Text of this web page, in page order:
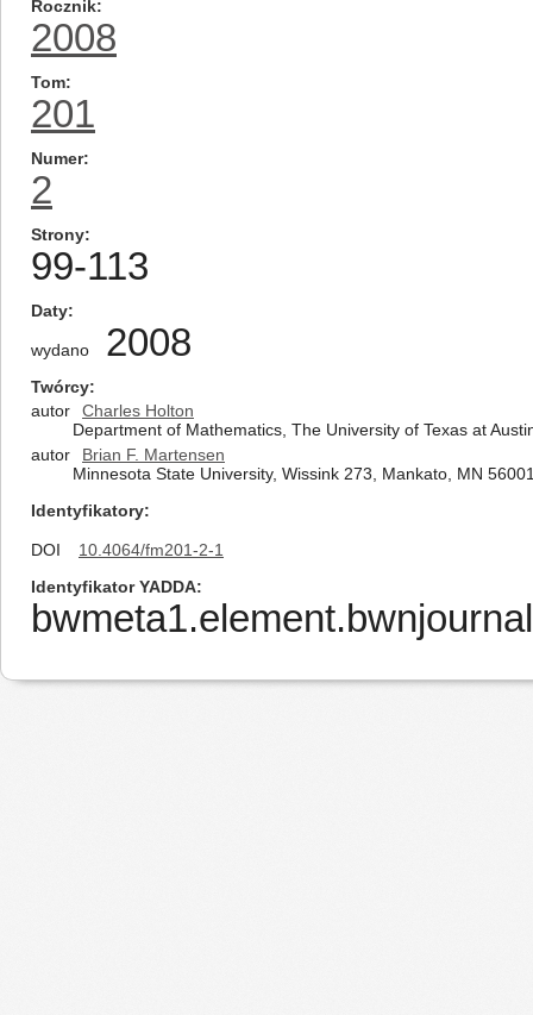
Rocznik
2008
Tom
201
Numer
2
Strony
99-113
Daty
wydano 2008
Twórcy
autor
Charles Holton
Department of Mathematics, The University of Texas at
autor
Brian F. Martensen
Minnesota State University, Wissink 273, Mankato, MN
Identyfikatory
DOI
10.4064/fm201-2-1
Identyfikator YADDA